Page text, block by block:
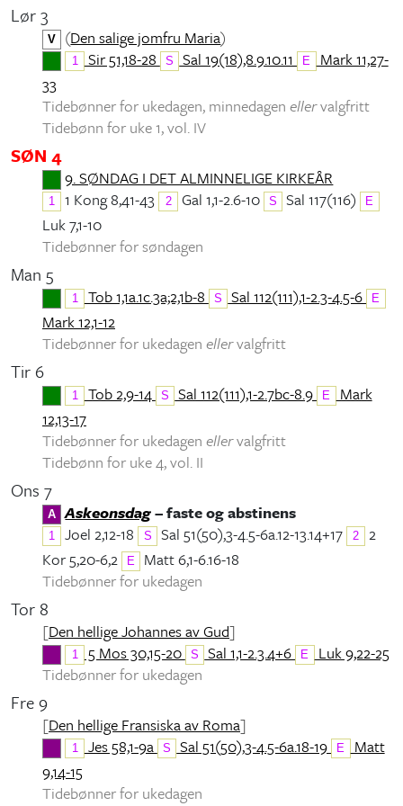
Lør 3
V (Den salige jomfru Maria)
1 Sir 51,18-28 S Sal 19(18),8.9.10.11 E
Mark 11,27-
33
Tidebønner for ukedagen, minnedagen ellervalgfritt
Tidebønn for uke 1, vol. IV
SØN 4
9. SØNDAG I DET ALMINNELIGE KIRKEÅR
1 1 Kong 8,41-43 2 Gal 1,1-2.6-10 S Sal 117(116) E
Luk 7,1-10
Tidebønner for søndagen
Man 5
1 Tob 1,1a.1c.3a;2,1b-8 S Sal 112(111),1-2.3-4.5-6 E
Mark 12,1-12
Tidebønner for ukedagen ellervalgfritt
Tir 6
1 Tob 2,9-14 S Sal 112(111),1-2.7bc-8.9 E
Mark
12,13-17
Tidebønner for ukedagen ellervalgfritt
Tidebønn for uke 4, vol. II
Ons 7
A Askeonsdag– faste og abstinens
1 Joel 2,12-18 S Sal 51(50),3-4.5-6a.12-13.14+17 2
2
Kor 5,20-6,2
E
Matt 6,1-6.16-18
Tidebønner for ukedagen
Tor 8
[Den hellige Johannes av Gud]
1 5 Mos 30,15-20 S Sal 1,1-2.3.4+6 E
Luk 9,22-25
Tidebønner for ukedagen
Fre 9
[Den hellige Fransiska av Roma]
1 Jes 58,1-9a S Sal 51(50),3-4.5-6a.18-19 E
Matt
9,14-15
Tidebønner for ukedagen